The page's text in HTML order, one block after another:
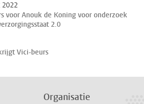
2022
voor Anouk de Koning voor onderzoek
2.0
Vici-beurs
Organisatie